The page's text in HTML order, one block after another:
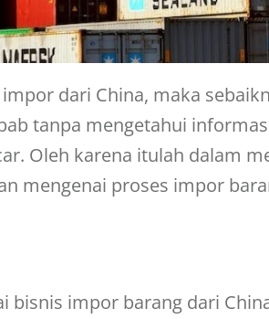
dari China, maka
tanpa mengetahui
Oleh karena itulah dalam
mengenai proses impor
bisnis impor barang dari